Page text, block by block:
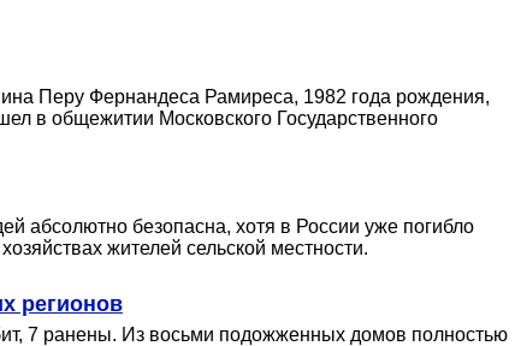
Перу Фернандеса Рамиреса, 1982 года рождения,
в общежитии Московского Государственного
абсолютно безопасна, хотя в России уже погибло
жителей сельской местности.
регионов
7 ранены. Из восьми подожженных домов полностью